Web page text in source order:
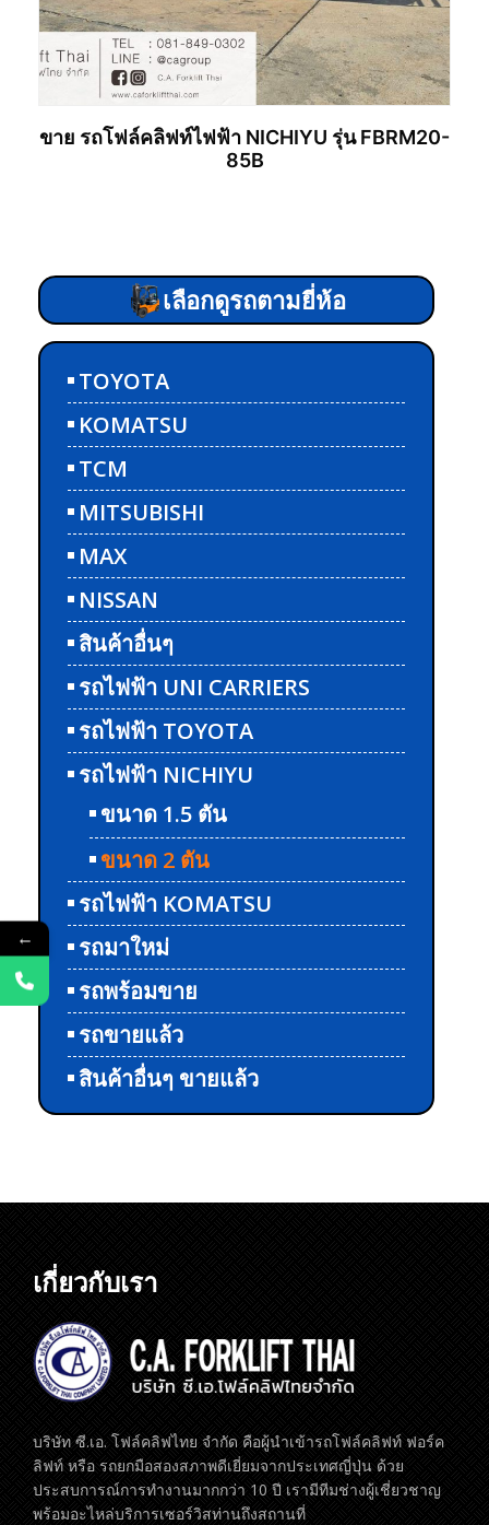
เลือกดูรถตามยี่ห้อ
TOYOTA
KOMATSU
TCM
MITSUBISHI
MAX
NISSAN
สินค้าอื่นๆ
รถไฟฟ้า UNI CARRIERS
รถไฟฟ้า TOYOTA
รถไฟฟ้า NICHIYU
ขนาด 1.5 ตัน
ขนาด 2 ตัน
รถไฟฟ้า KOMATSU
รถมาใหม่
รถพร้อมขาย
รถขายแล้ว
สินค้าอื่นๆ ขายแล้ว
ขาย รถโฟล์คลิฟท์ไฟฟ้า NICHIYU รุ่น FBRM20-
85B
เกี่ยวกับเรา
บริษัท ซี.เอ. โฟล์คลิฟไทย จำกัด คือผู้นำเข้ารถโฟล์คลิฟท์ ฟอร์ค
ลิฟท์ หรือ รถยกมือสองสภาพดีเยี่ยมจากประเทศญี่ปุ่น ด้วย
ประสบการณ์การทำงานมากกว่า 10 ปี เรามีทีมช่างผู้เชี่ยวชาญ
พร้อมอะไหล่บริการเซอร์วิสท่านถึงสถานที่
←